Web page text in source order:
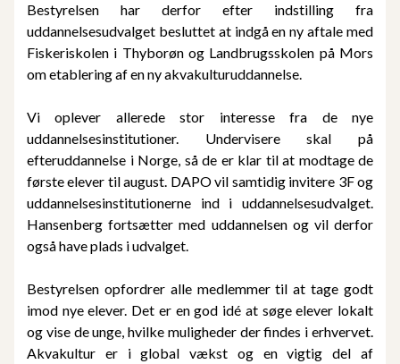
Bestyrelsen har derfor efter indstilling fra
uddannelsesudvalget besluttet at indgå en ny aftale med
Fiskeriskolen i Thyborøn og Landbrugsskolen på Mors
om etablering af en ny akvakulturuddannelse.
Vi oplever allerede stor interesse fra de nye
uddannelsesinstitutioner. Undervisere skal på
efteruddannelse i Norge, så de er klar til at modtage de
første elever til august. DAPO vil samtidig invitere 3F og
uddannelsesinstitutionerne ind i uddannelsesudvalget.
Hansenberg fortsætter med uddannelsen og vil derfor
også have plads i udvalget.
Bestyrelsen opfordrer alle medlemmer til at tage godt
imod nye elever. Det er en god idé at søge elever lokalt
og vise de unge, hvilke muligheder der findes i erhvervet.
Akvakultur er i global vækst og en vigtig del af